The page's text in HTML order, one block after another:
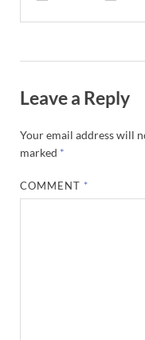
Leave a Reply
Your email address will
marked *
COMMENT *